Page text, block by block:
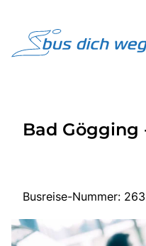
Highlights
Bad Gögging
Busreise-Nummer: